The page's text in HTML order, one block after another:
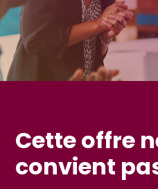
Cette offre
convient